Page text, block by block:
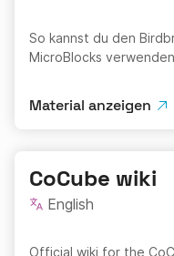
So kannst du den
MicroBlocks
Material anzeigen
CoCube wiki
English
Official wiki for the